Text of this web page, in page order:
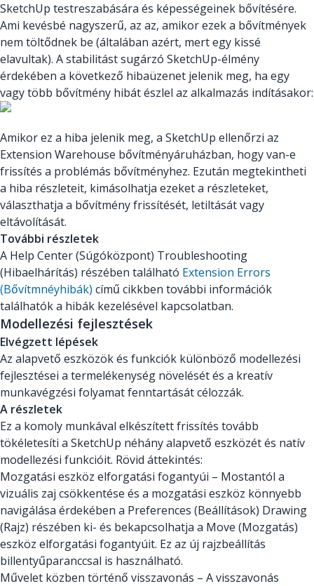
SketchUp testreszabására és képességeinek bővítésére.
Ami kevésbé nagyszerű, az az, amikor ezek a bővítmények
nem töltődnek be (általában azért, mert egy kissé
elavultak). A stabilitást sugárzó SketchUp-élmény
érdekében a következő hibaüzenet jelenik meg, ha egy
vagy több bővítmény hibát észlel az alkalmazás indításakor:
Amikor ez a hiba jelenik meg, a SketchUp ellenőrzi az
Extension Warehouse bővítményáruházban, hogy van-e
frissítés a problémás bővítményhez. Ezután megtekintheti
a hiba részleteit, kimásolhatja ezeket a részleteket,
választhatja a bővítmény frissítését, letiltását vagy
eltávolítását.
További részletek
A Help Center (Súgóközpont) Troubleshooting
(Hibaelhárítás) részében található Extension Errors
(Bővítmnéyhibák) című cikkben további információk
találhatók a hibák kezelésével kapcsolatban.
Modellezési fejlesztések
Elvégzett lépések
Az alapvető eszközök és funkciók különböző modellezési
fejlesztései a termelékenység növelését és a kreatív
munkavégzési folyamat fenntartását célozzák.
A részletek
Ez a komoly munkával elkészített frissítés tovább
tökéletesíti a SketchUp néhány alapvető eszközét és natív
modellezési funkcióit. Rövid áttekintés:
Mozgatási eszköz elforgatási fogantyúi – Mostantól a
vizuális zaj csökkentése és a mozgatási eszköz könnyebb
navigálása érdekében a Preferences (Beállítások) Drawing
(Rajz) részében ki- és bekapcsolhatja a Move (Mozgatás)
eszköz elforgatási fogantyúit. Ez az új rajzbeállítás
billentyűparanccsal is használható.
Művelet közben történő visszavonás – A visszavonás